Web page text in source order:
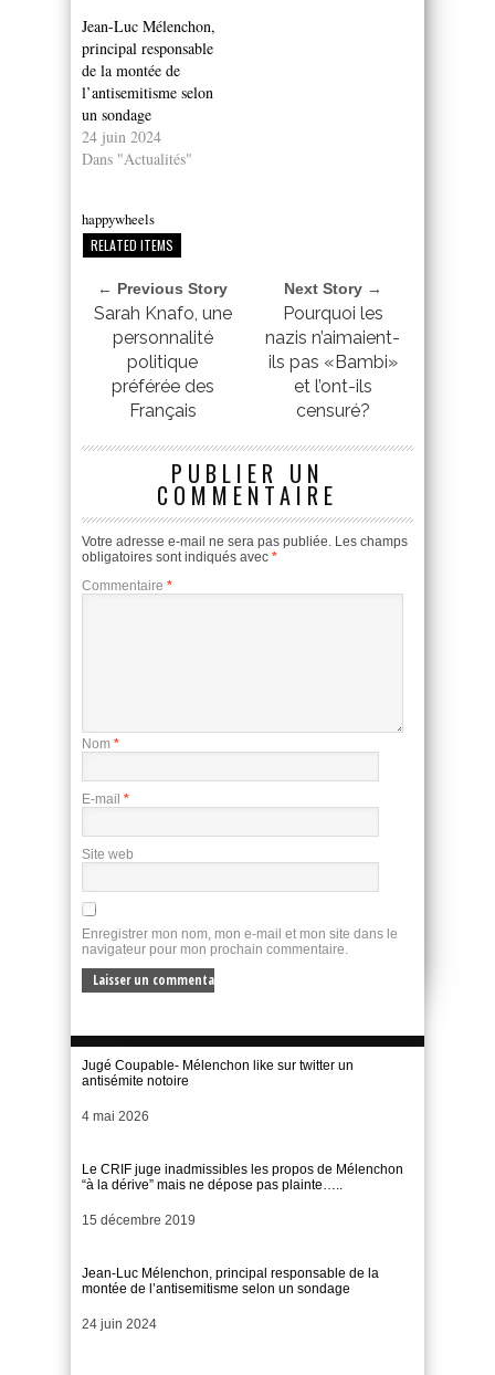
Jean-Luc Mélenchon,
principal responsable
de la montée de
l’antisemitisme selon
un sondage
24 juin 2024
Dans "Actualités"
happywheels
RELATED ITEMS
← Previous Story
Sarah Knafo, une
personnalité
politique
préférée des
Français
Next Story →
Pourquoi les
nazis n’aimaient-
ils pas «Bambi»
et l’ont-ils
censuré?
PUBLIER UN
COMMENTAIRE
Votre adresse e-mail ne sera pas publiée. Les champs
obligatoires sont indiqués avec *
Commentaire *
Nom *
E-mail *
Site web
Enregistrer mon nom, mon e-mail et mon site dans le
navigateur pour mon prochain commentaire.
Jugé Coupable- Mélenchon like sur twitter un
antisémite notoire
Date
4 mai 2026
Le CRIF juge inadmissibles les propos de Mélenchon
“à la dérive” mais ne dépose pas plainte…..
Date
15 décembre 2019
Jean-Luc Mélenchon, principal responsable de la
montée de l’antisemitisme selon un sondage
Date
24 juin 2024